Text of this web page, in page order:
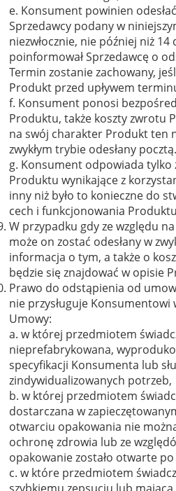
e. Konsument powinien
Sprzedawcy podany w
niezwłocznie, nie później niż
poinformował Sprzedawcę o
Termin zostanie zachowany,
Produkt przed upływem
f. Konsument ponosi
Produktu, także koszty zwrotu
na swój charakter Produkt ten
zwykłym trybie odesłany pocztą.
g. Konsument odpowiada tylko
Produktu wynikające z
inny niż było to konieczne do
cech i funkcjonowania
W przypadku gdy ze względu
może on zostać odesłany w
informacja o tym, a także o
będzie się znajdować w opisie
Prawo do odstąpienia od
nie przysługuje
Umowy:
a. w której przedmiotem
nieprefabrykowana,
specyfikacji Konsumenta lub
zindywidualizowanych potrzeb,
b. w której przedmiotem
dostarczana w
otwarciu opakowania nie
ochronę zdrowia lub ze
opakowanie zostało otwarte
c. w które przedmiotem